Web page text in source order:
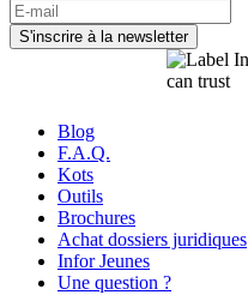
Blog
F.A.Q.
Kots
Outils
Brochures
Achat dossiers juridiques
Infor Jeunes
Une question ?